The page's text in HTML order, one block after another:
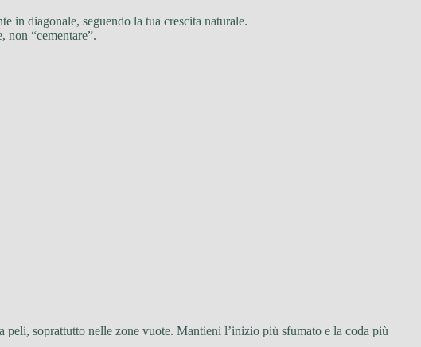
in diagonale, seguendo la tua crescita naturale.
non “cementare”.
soprattutto nelle zone vuote. Mantieni l’inizio più sfumato e la coda più